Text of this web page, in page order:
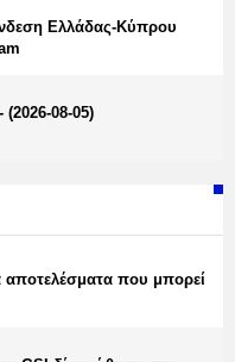
Ελλάδας-Κύπρου
08-05)
αποτελέσματα που μπορεί